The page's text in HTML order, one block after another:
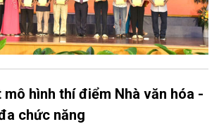
mô hình thí điểm Nhà văn hóa -
chức năng